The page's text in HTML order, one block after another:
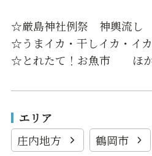
☆厳島神社例祭 神輿流し
☆うまイカ・干しイカ・イ
☆とれたて！お魚市 ほ
エリア
庄内地方
鶴岡市